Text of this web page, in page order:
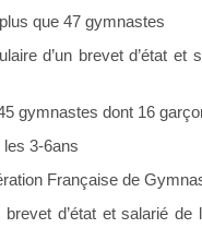
que 47 gymnastes
d’un brevet d’état et
gymnastes dont 16
les 3-6ans
Française de
brevet d’état et salarié de